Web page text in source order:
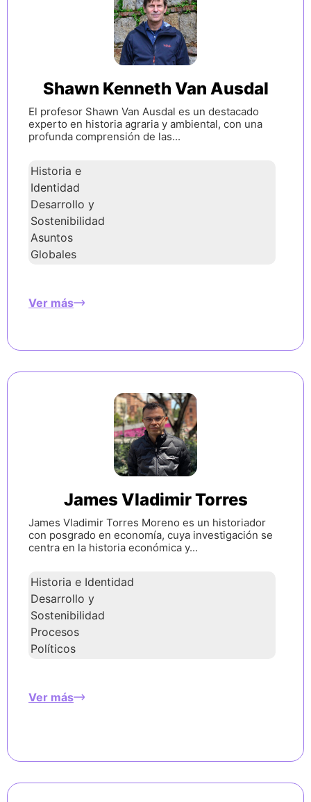
Shawn Kenneth Van Ausdal
El profesor Shawn Van Ausdal es un destacado
experto en historia agraria y ambiental, con una
profunda comprensión de las...
Historia e
Identidad
Desarrollo y
Sostenibilidad
Asuntos
Globales
Ver más
James Vladimir Torres
James Vladimir Torres Moreno es un historiador
con posgrado en economía, cuya investigación se
centra en la historia económica y...
Historia e Identidad
Desarrollo y
Sostenibilidad
Procesos
Políticos
Ver más